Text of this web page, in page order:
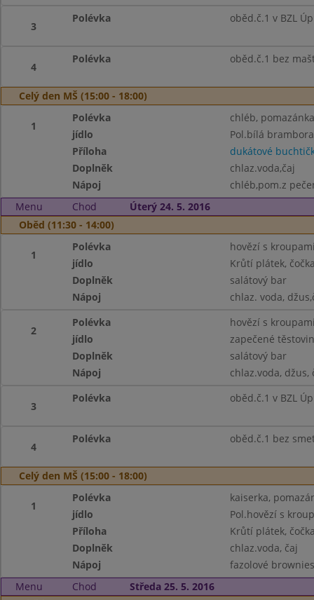
3
Polévka oběd.č.1 v BZL
4
Polévka oběd.č.1 bez
Celý den MŠ (15:00 - 18:00)
1
Polévka
chléb,
jídlo
Pol.bílá
Příloha
dukátové
Doplněk
chlaz.voda,čaj
Nápoj
chléb,pom.z
Menu
Chod
Úterý 24. 5. 2016
Oběd (11:30 - 14:00)
1
Polévka
hovězí s
jídlo
Krůtí plátek,
Doplněk
salátový bar
Nápoj
chlaz. voda,
2
Polévka
hovězí s
jídlo
zapečené
Doplněk
salátový bar
Nápoj
chlaz.voda, džus,
3
Polévka oběd.č.1 v BZL
4
Polévka oběd.č.1 bez
Celý den MŠ (15:00 - 18:00)
1
Polévka
kaiserka,
jídlo
Pol.hovězí s
Příloha
Krůtí plátek,
Doplněk
chlaz.voda, čaj
Nápoj
fazolové
Menu
Chod
Středa 25. 5. 2016